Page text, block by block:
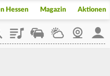
Hessen Magazin Aktionen
PlaylistStaupilotWetterWebcam